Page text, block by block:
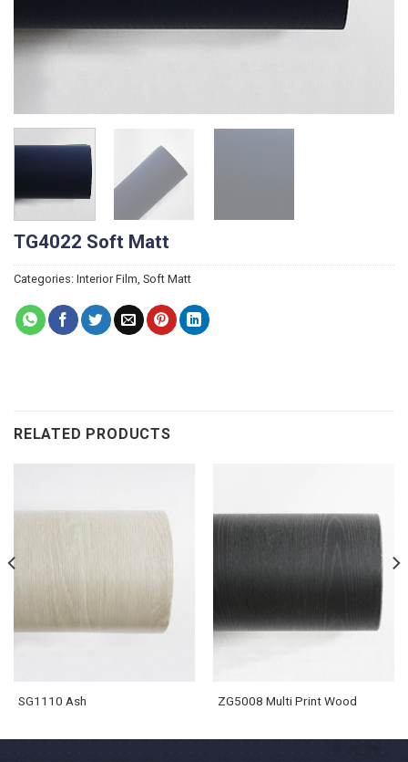
TG4022 Soft Matt
Categories: Interior Film Soft Matt
RELATED PRODUCTS
SG1110 Ash ZG5008 Multi Print Wood